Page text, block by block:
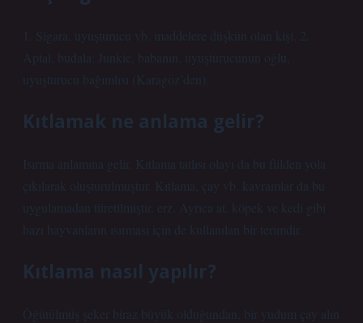
1. Sigara, uyuşturucu vb. maddelere düşkün olan kişi. 2.
Aptal, budala: Junkie, babanın, uyuşturucunun oğlu,
uyuşturucu bağımlısı (Karagöz’den).
Kıtlamak ne anlama gelir?
Isırma anlamına gelir. Kıtlama tatlısı olayı da bu fiilden yola
çıkılarak oluşturulmuştur. Kıtlama, çay vb. kavramlar da bu
uygulamadan türetilmiştir. erz. Ayrıca at, köpek ve kedi gibi
bazı hayvanların ısırması için de kullanılan bir terimdir.
Kıtlama nasıl yapılır?
Öğütülmüş şeker biraz büyük olduğundan, bir yudum çay alın